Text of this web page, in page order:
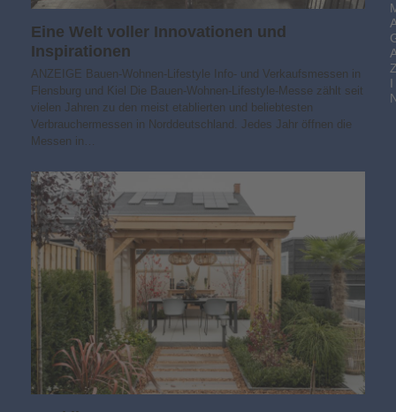
Eine Welt voller Innovationen und
Inspirationen
ANZEIGE Bauen-Wohnen-Lifestyle Info- und Verkaufsmessen in
Flensburg und Kiel Die Bauen-Wohnen-Lifestyle-Messe zählt seit
vielen Jahren zu den meist etablierten und beliebtesten
Verbrauchermessen in Norddeutschland. Jedes Jahr öffnen die
Messen in…
I